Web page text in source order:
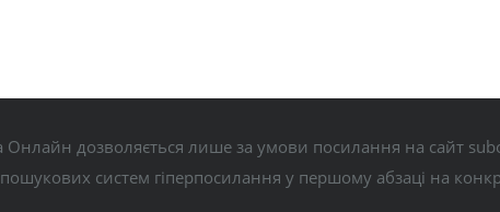
Онлайн дозволяється лише за умови посилання на сайт
систем гіперпосилання у першому абзаці на